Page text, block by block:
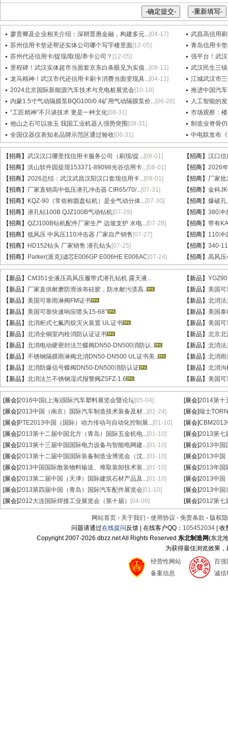
廖贵卿及企业相关介绍：深耕普惠金融，构建多元...[04-17]
武昌高信用
苏州信用卡垫还帮还实体公司哪个写字楼里面[12-05]
青岛信用卡
苏州代还信用卡/提现/取现/养卡公司？ [12-05]
强平台！武
里程碑！武汉实体超市当面套京东白条眼见为实值...[08-11]
武汉民生三
龙马精神！武汉市代还信用卡刷卡消费当面变现具...[04-11]
江城武汉市
2024北京国际新能源汽车技术与充电桩展览会[10-18]
推进中国汽
内蒙1.5寸气动隔膜泵BQG100/0.4矿用气动隔膜泵价...[06-26]
人工智能的
“工匠精神”不只谈技术 更是一种文化[08-31]
市场观察：
他山之石可以攻玉 我国工业机器人强势突围 [08-31]
制造业脊骨
全国仪器仪表知名品牌示范区通过验收 [08-31] 中电联发布
【招商】 武汉汉口哪里找信用卡服务公司（刷现/提...[08-01] 【招商】 汉口信
【招商】 洪山软件园提现153371-89098光谷信用卡...[08-01] 【招商】 2026
【招商】 2026总结：武汉武昌汉阳汉口套现信用卡...[08-01] 【招商】 厂家
【招商】 厂家直销高中低压潜孔冲击器 CIR65/70/...[07-31] 【招商】 金科
【招商】
KQZ-90（常俗称圆盘钻机）是全气动分体...[07-30] 【招商】 爆破孔
【招商】 潜孔钻100B QJZ100B气动钻机[07-29] 【招商】 380冲
【招商】 QZJ100B钻机配件厂家生产 边坡支护 水电...[07-28] 【招商】 带有
【招商】 低风压 中风压110冲击器 厂家自产销售 [07-27] 【招商】 110冲
【招商】
HD152钻头 厂家销售 潜孔钻头[07-25] 【招商】 340-
【招商】
Parker(派克)滤芯E006GP E006HE E006AC [07-24] 【招商】 高风压
【新品】 CM351全液压高风压履带式潜孔钻机 露天液... 【新品】
【新品】 厂家直供耐磨防滑涂布硅胶，防水耐污渍高.. 【新品】 美国可
【新品】 美国可靠雨淋阀FM证书 【新品】 北消法
【新品】 美国可靠快速响应喷头15-68° 【新品】 美国泰
【新品】 北消柜式七氟丙烷灭火装置 UL证书 【新品】 美国可
【新品】 北消全铜室内栓消防认证证书 【新品】 北京
【新品】 北消电动硬密封法兰蝶阀DN50-DN500消防认.. 【新品】 北消法
【新品】 不锈钢隔膜雨淋阀北消DN50-DN500 UL证书美.. 【新品】 北消
【新品】 北消防爆信号蝶阀DN50-DN500消防认证 【新品】 北消沟
【新品】 北消法兰不锈钢湿式报警阀ZSFZ-1.6 【新品】 美国可
[展会]2016中国(上海)国际汽车塑料展览会暨论坛[05-04] [展会]2014第十
[展会]2013中国（南京）国际汽车制造技术装备及材...[01-24] [展会]瑞士
[展会] PTE2013中国（国际）动力传动与自动化控制展...[01-10] [展会]CBM2013
[展会]2013第十二届中国北方（青岛）国际五金机电...[01-10] [展会]2013第七
[展会]2013第十三届中国国际电力设备与智能电网建...[01-10] [展会]2013中国
[展会]2013第十二届中国国际装备制造业博览会（沈...[01-10] [展会]2013中国
[展会]2013中国国际散装物料输送、堆取装卸技术装...[01-10] [展会]2013年国
[展会]2013第二届中国（天津）国际建筑石材产品及...[01-10] [展会]2013中国
[展会]2013第四届中国（青岛）国际汽车配件展览会[01-10] [展会]2013中国
[展会]2012大连国际焊接工业展览会（第十届） [04-09] [展会]2012第七
网站首页 - 关于我们 - 使用协议 - 免责条款 - 版权
问题请通过在线提问反馈 | 在线客户QQ： 105452034 |
Copyright 2007-2026 dbzz.net All Rights Reserved东北制造网(东北
为获得最佳浏览效果
经营性网站
备案信息
百强
诚信